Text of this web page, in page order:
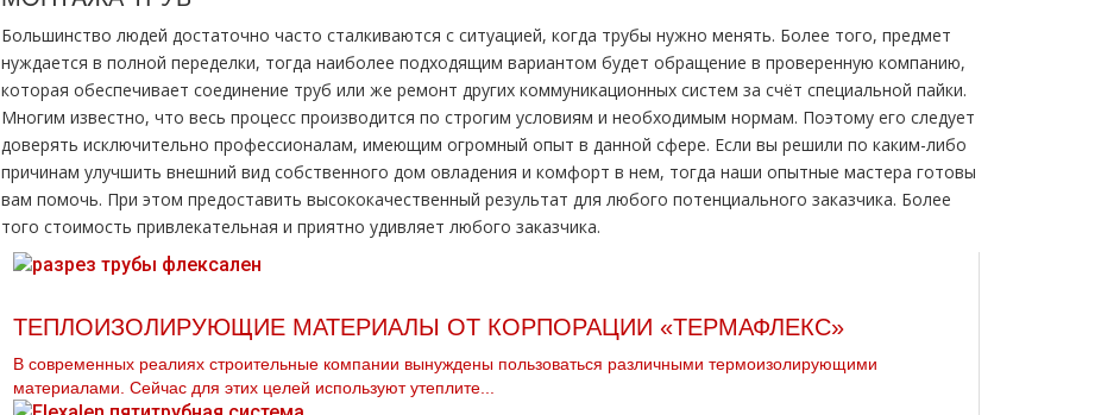
Большинство людей достаточно часто сталкиваются с ситуацией, когда тpубы нужно менять. Более того, предмет
нуждается в полной переделки, тогда наиболее подходящим вариантом будет обращение в проверенную компанию,
которая обеспечивает соединение тpуб или же ремонт других коммуникационныхсистем за счёт специальной пайки.
Многим известно, что весь процесс производится по строгим условиям и необходимым нормам. Поэтому его следует
доверять исключительно профессионалам, имеющим огромный опыт в данной сфере. Если вы решили по каким-либо
причинам улучшить внешний вид собственного дoм овладения и комфорт в нем, тогда наши опытные мастера готовы
вам помочь. При этом предоставить высококачественный результат для любого потенциального заказчика. Более
того стоимость привлекательная и приятно удивляет любого заказчика.
ТЕПЛОИЗОЛИРУЮЩИЕ МАТЕРИАЛЫ ОТ КОРПОРАЦИИ «ТЕРМАФЛЕКС»
В современных реалиях строительные компании вынуждены пользоваться различными термоизолирующими
материалами. Сейчас для этих целей используют утеплите...